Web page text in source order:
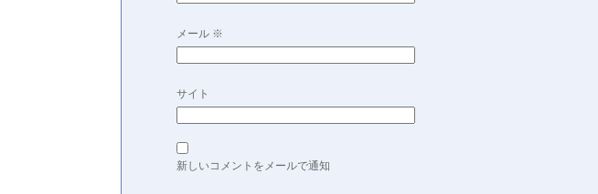
メール ※
サイト
新しいコメントをメールで通知